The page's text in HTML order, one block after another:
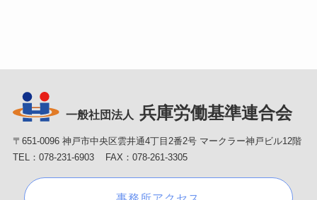
一般社団法人 兵庫労働基準連合会
〒651-0096 神戸市中央区雲井通4丁目2番2号 マークラー神戸ビル12階
TEL：078-231-6903 FAX：078-261-3305